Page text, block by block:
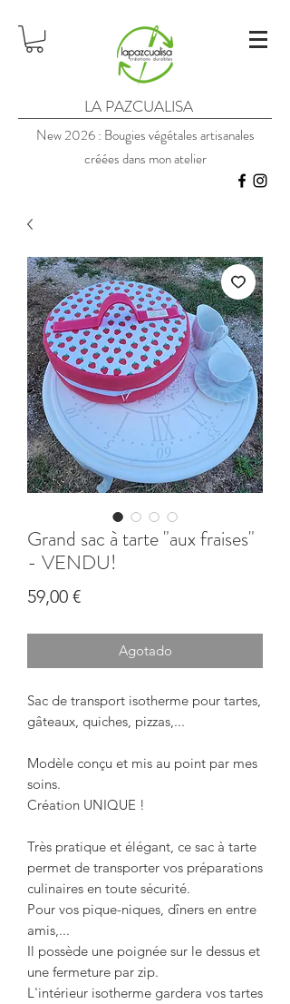
LA PAZCUALISA
New 2026 : Bougies végétales artisanales
créées dans mon atelier
Grand sac à tarte "aux fraises"
- VENDU!
59,00 €Precio
Agotado
Sac de transport isotherme pour tartes,
gâteaux, quiches, pizzas,...
Modèle conçu et mis au point par mes
soins.
Création UNIQUE !
Très pratique et élégant, ce sac à tarte
permet de transporter vos préparations
culinaires en toute sécurité.
Pour vos pique-niques, dîners en entre
amis,...
Il possède une poignée sur le dessus et
une fermeture par zip.
L'intérieur isotherme gardera vos tartes